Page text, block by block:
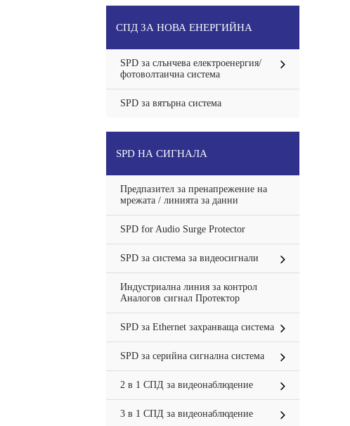
СПД ЗА НОВА ЕНЕРГИЙНА
СИСТЕМА
SPD за слънчева електроенергия/
фотоволтаична система
SPD за вятърна система
SPD НА СИГНАЛА
Предпазител за пренапрежение на
мрежата / линията за данни
SPD for Audio Surge Protector
SPD за система за видеосигнали
Индустриална линия за контрол
Аналогов сигнал Протектор
SPD за Ethernet захранваща система
SPD за серийна сигнална система
2 в 1 СПД за видеонаблюдение
3 в 1 СПД за видеонаблюдение